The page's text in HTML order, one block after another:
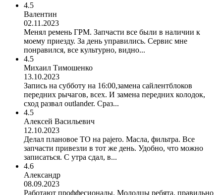
4.5
Валентин
02.11.2023
Менял ремень ГРМ. Запчасти все были в наличии к
моему приезду. За день управились. Сервис мне
понравился, все культурно, видно...
4.5
Михаил Тимошенко
13.10.2023
Запись на субботу на 16:00,замена сайлентблоков
передних рычагов, всех. И замена передних колодок,
сход развал outlander. Сраз...
4.5
Алексей Васильевич
12.10.2023
Делал плановое ТО на pajero. Масла, фильтра. Все
запчасти привезли в тот же день. Удобно, что можно
записаться. С утра сдал, в...
4.6
Александр
08.09.2023
Работают проффесионалы. Молодцы ребята, правильно